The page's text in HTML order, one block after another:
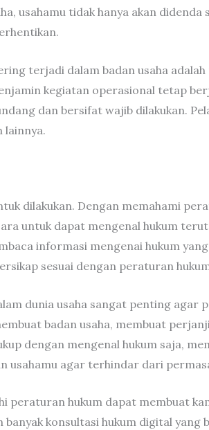
usahamu tidak hanya akan
terjadi dalam badan usaha
kegiatan operasional tetap
dan bersifat wajib dilakukan.
lainnya.
dilakukan. Dengan memahami
untuk dapat mengenal hukum
informasi mengenai hukum
sesuai dengan peraturan
dunia usaha sangat penting agar
badan usaha, membuat
dengan mengenal hukum saja,
usahamu agar terhindar dari
peraturan hukum dapat membuat
banyak konsultasi hukum digital